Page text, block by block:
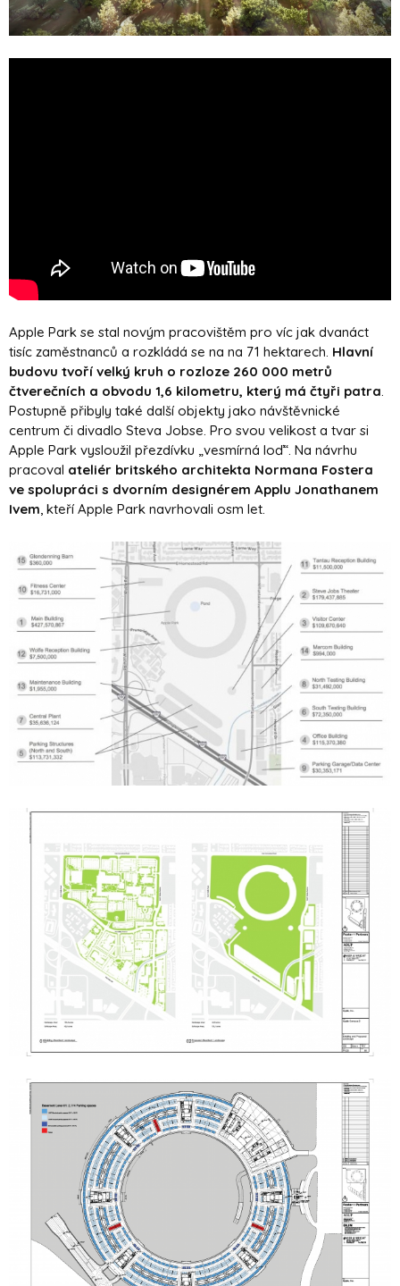
Apple Park se stal novým pracovištěm pro víc jak dvanáct
tisíc zaměstnanců a rozkládá se na na 71 hektarech. Hlavní
budovu tvoří velký kruh o rozloze 260 000 metrů
čtverečních a obvodu 1,6 kilometru, který má čtyři patra
Postupně přibyly také další objekty jako návštěvnické
centrum či divadlo Steva Jobse. Pro svou velikost a tvar si
Apple Park vysloužil přezdívku „vesmírná loď“. Na návrhu
pracoval ateliér britského architekta Normana Fostera
ve spolupráci s dvorním designérem Applu Jonathanem
Ivem , kteří Apple Park navrhovali osm let.